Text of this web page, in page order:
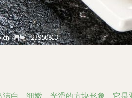
白、细嫩、光滑的方块形象，它